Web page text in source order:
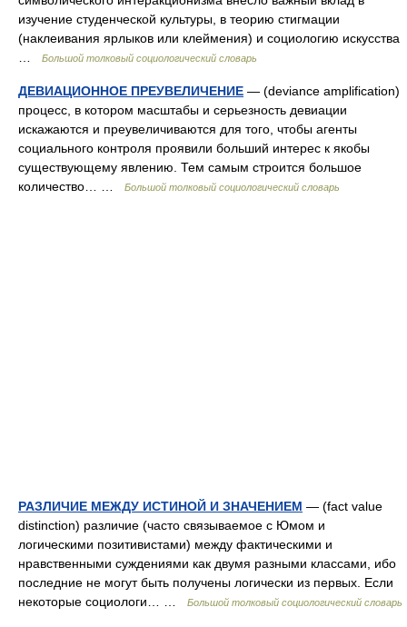
изучение студенческой культуры, в теорию стигмации
(наклеивания ярлыков или клеймения) и социологию искусства
Большой толковый социологический словарь
ДЕВИАЦИОННОЕ ПРЕУВЕЛИЧЕНИЕ — (deviance amplification)
процесс, в котором масштабы и серьезность девиации
искажаются и преувеличиваются для того, чтобы агенты
социального контроля проявили больший интерес к якобы
существующему явлению. Тем самым строится большое
количество… …
Большой толковый социологический словарь
РАЗЛИЧИЕ МЕЖДУ ИСТИНОЙ И ЗНАЧЕНИЕМ — (fact value
distinction) различие (часто связываемое с Юмом и
логическими позитивистами) между фактическими и
нравственными суждениями как двумя разными классами, ибо
последние не могут быть получены логически из первых. Если
некоторые социологи… …
Большой толковый социологический словарь